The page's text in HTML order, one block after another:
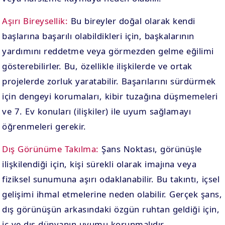
Aşırı Bireysellik: Bu bireyler doğal olarak kendi
başlarına başarılı olabildikleri için, başkalarının
yardımını reddetme veya görmezden gelme eğilimi
gösterebilirler. Bu, özellikle ilişkilerde ve ortak
projelerde zorluk yaratabilir. Başarılarını sürdürmek
için dengeyi korumaları, kibir tuzağına düşmemeleri
ve 7. Ev konuları (ilişkiler) ile uyum sağlamayı
öğrenmeleri gerekir.
Dış Görünüme Takılma: Şans Noktası, görünüşle
ilişkilendiği için, kişi sürekli olarak imajına veya
fiziksel sunumuna aşırı odaklanabilir. Bu takıntı, içsel
gelişimi ihmal etmelerine neden olabilir. Gerçek şans,
dış görünüşün arkasındaki özgün ruhtan geldiği için,